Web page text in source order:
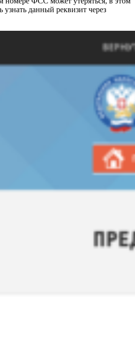
узнать данный реквизит через